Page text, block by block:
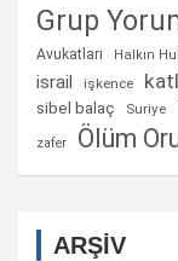
Grup
Avukatları
Halkın
israil işkence
sibel balaç Suriye
zafer Ölüm
ARŞİV